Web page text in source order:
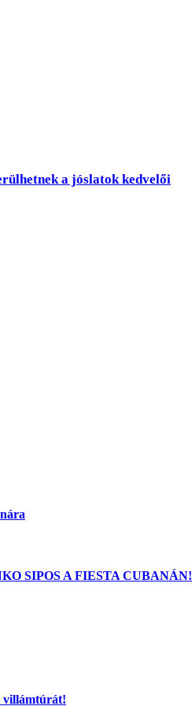
a jóslatok kedvelői
SIPOS A FIESTA CUBANÁN!
villámtúrát!